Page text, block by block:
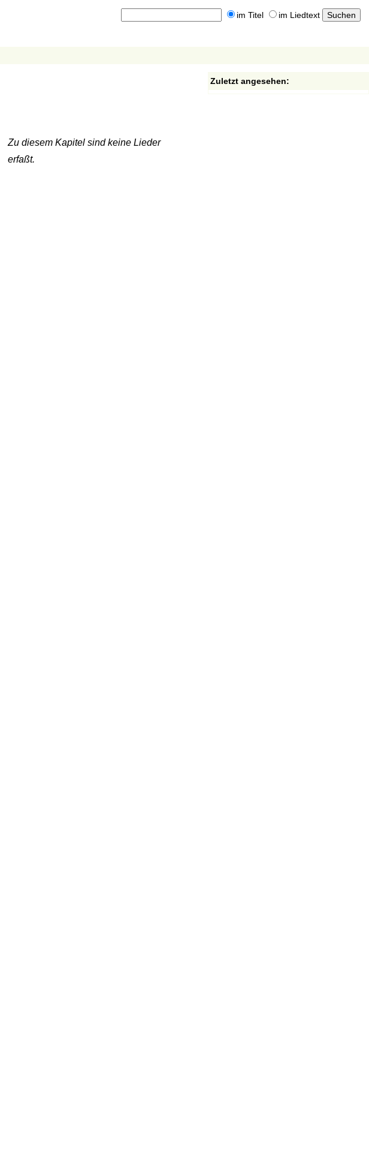
im Titel im Liedtext
Zu diesem Kapitel sind keine Lieder
erfaßt.
Zuletzt angesehen: